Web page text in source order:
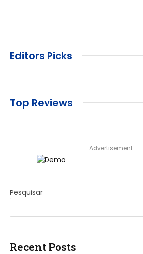
Editors Picks
Top Reviews
Advertisement
Pesquisar
Recent Posts